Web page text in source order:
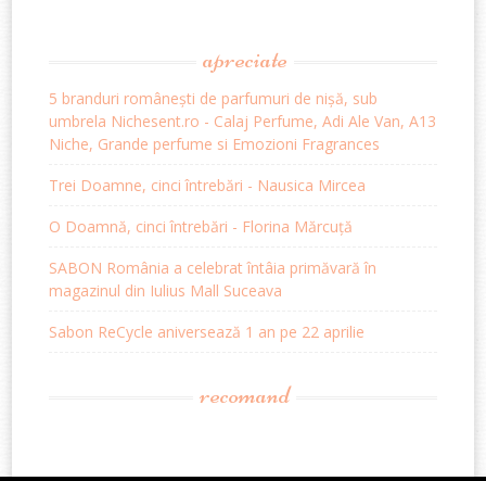
apreciate
5 branduri românești de parfumuri de nișă, sub
umbrela Nichesent.ro - Calaj Perfume, Adi Ale Van, A13
Niche, Grande perfume si Emozioni Fragrances
Trei Doamne, cinci întrebări - Nausica Mircea
O Doamnă, cinci întrebări - Florina Mărcuță
SABON România a celebrat întâia primăvară în
magazinul din Iulius Mall Suceava
Sabon ReCycle aniversează 1 an pe 22 aprilie
recomand